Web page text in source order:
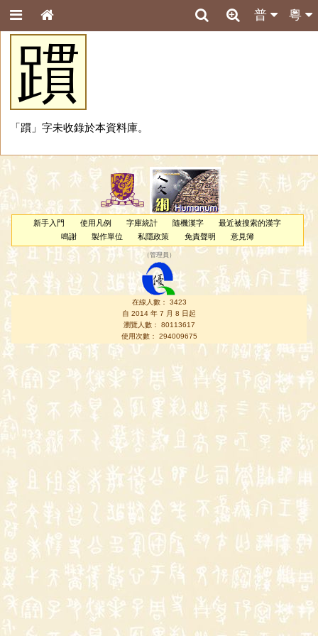
粵
普
躀
「躀」字未收錄於本資料庫。
新手入門 使用凡例 字庫統計 隨機漢字
最近被搜索的漢字
鳴謝
製作單位 私隱政策 免責聲明 意見簿
（管理員 ）
在線人數： 3423
自 2014 年 7 月 8 日起
瀏覽人數： 80113617
使用次數： 294009675